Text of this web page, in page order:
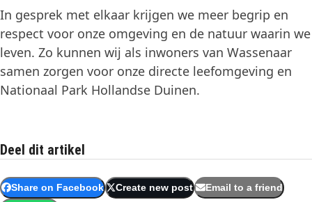
In gesprek met elkaar krijgen we meer begrip en
respect voor onze omgeving en de natuur waarin we
leven. Zo kunnen wij als inwoners van Wassenaar
samen zorgen voor onze directe leefomgeving en
Nationaal Park Hollandse Duinen.
Deel dit artikel
Share on Facebook Create new post Email to a friend